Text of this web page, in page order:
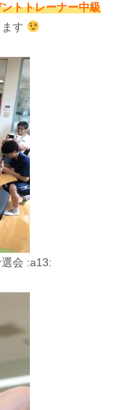
トトレーナー中級
す
会 :a13: